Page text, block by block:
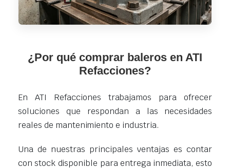
¿Por qué comprar baleros en ATI
Refacciones?
En ATI Refacciones trabajamos para ofrecer
soluciones que respondan a las necesidades
reales de mantenimiento e industria.
Una de nuestras principales ventajas es contar
con stock disponible para entrega inmediata, esto